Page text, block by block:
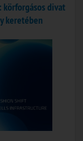
körforgásos divat
keretében